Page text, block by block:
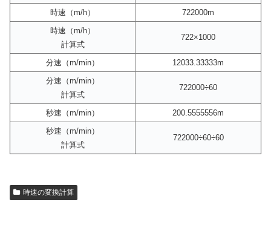
時速（m/h）
722000m
時速（m/h）
計算式
722×1000
分速（m/min）
12033.33333m
分速（m/min）
計算式
722000÷60
秒速（m/min）
200.5555556m
秒速（m/min）
計算式
722000÷60÷60
時速の変換計算